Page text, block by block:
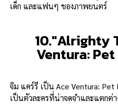
เด็ก และแฟนๆ ของภาพยนตร์
10."Alrighty
Ventura:
จิม แคร์รี เป็น Ace Ventura:
เป็นตัวละครที่น่าจดจำและแตกต่